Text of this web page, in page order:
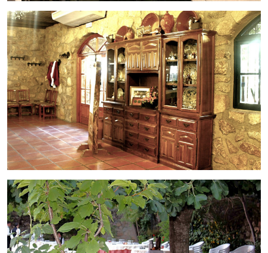
Ubicación Estratégica
Situado enValencia de Alcántara, Cáceres, en un entorno
natural único y muy cerca de la frontera con Portugal, lo
que lo convierte en un punto de atracción tanto para
turismo nacional como internacional.
Ideal para inversores que buscan un negocioconsolidado y
con opciones de crecimiento, gracias a la construcción de
nuevas habitaciones y al fuerte potencial del área de
restauración y eventos.
Precio de venta:1.100.000 € (negociable)–IVA 5% incluido
Contáctanos en Inmo Olayapara más información o para
concertar una visita. ¡Invierte en un hotel con encanto,
proyección y múltiples líneas de negocio!